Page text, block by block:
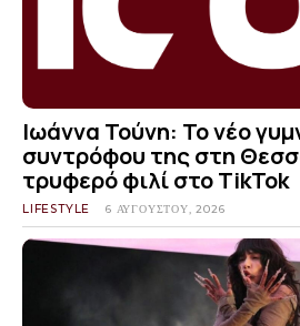
Ιωάννα Τούνη: Το νέο
συντρόφου της στη
τρυφερό φιλί στο TikTok
LIFESTYLE 6 ΑΥΓΟΎΣΤΟΥ, 2026